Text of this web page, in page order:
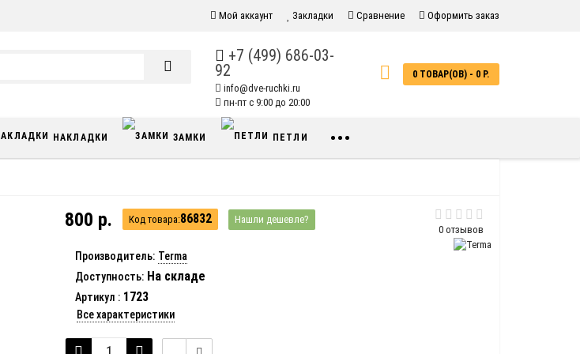
Мой аккаунт Закладки Сравнение Оформить заказ
+7 (499) 686-03-
92
info@dve-ruchki.ru
пн-пт с 9:00 до 20:00
0 ТОВАР(ОВ) - 0 Р.
НАКЛАДКИ ЗАМКИ ПЕТЛИ •••
0 отзывов
800 р. Код товара:86832 Нашли дешевле?
Производитель: Terma
Доступность: На складе
Артикул : 1723
Все характеристики